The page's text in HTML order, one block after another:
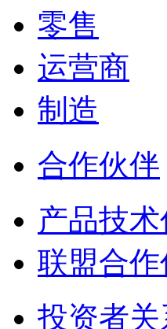
零售
运营商
制造
合作伙伴
产品技
联盟合作
投资者关